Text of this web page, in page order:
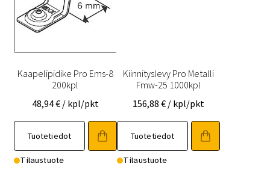
Kaapelipidike Pro Ems-8
200kpl
48,94€ / kpl/pkt
Tuotetiedot
Tilaustuote
Kiinnityslevy Pro Metalli
Fmw-25 1000kpl
156,88€ / kpl/pkt
Tuotetiedot
Tilaustuote